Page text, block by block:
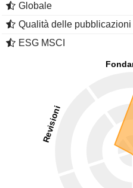
Globale
Qualità delle pubblicazioni
ESG MSCI